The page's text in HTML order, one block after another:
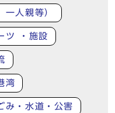
一人親等）
ツ ・施設
湾
み・水道・公害